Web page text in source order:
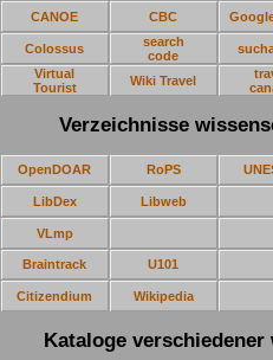
CANOE CBC
Colossus
search
code
Virtual
Tourist
Wiki Travel
Verzeichnisse
OpenDOAR RoPS
LibDex Libweb
VLmp
Braintrack U101
Citizendium Wikipedia
Kataloge